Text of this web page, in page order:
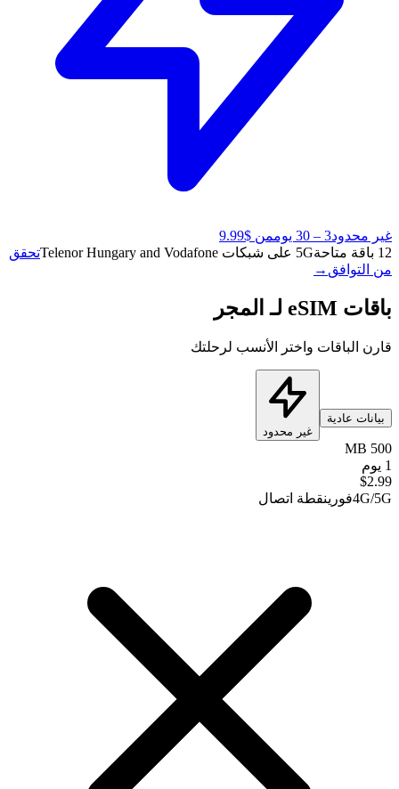
غير محدود3 – 30 يوم
من $9.99
12 باقة متاحة
5G على شبكات Telenor Hungary and Vodafone
تحقق
من التوافق →
باقات eSIM لـ المجر
قارن الباقات واختر الأنسب لرحلتك
بيانات عادية
غير محدود
500 MB
1 يوم
$2.99
4G/5Gفورينقطة اتصال